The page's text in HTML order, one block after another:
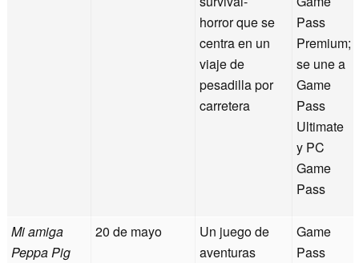
horror que se
centra en un
viaje de
pesadilla por
carretera
Pass
Premium;
se une a
Game
Pass
Ultimate
y PC
Game
Pass
Mi amiga
Peppa Pig
20 de mayo
Un juego de
aventuras
Game
Pass